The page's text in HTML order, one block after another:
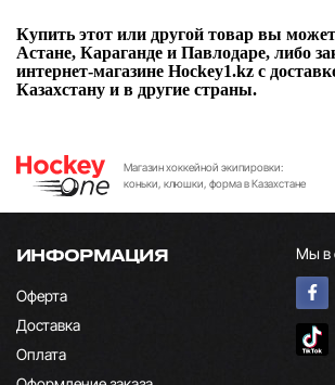
Купить этот или другой товар вы
Астане, Караганде и Павлодаре, либо
интернет-магазине Hockey1.kz с
Казахстану и в другие страны.
Магазин хоккейной экипировки:
коньки, клюшки, форма в Казахстане
ИНФОРМАЦИЯ
Оферта
Доставка
Оплата
Мы в